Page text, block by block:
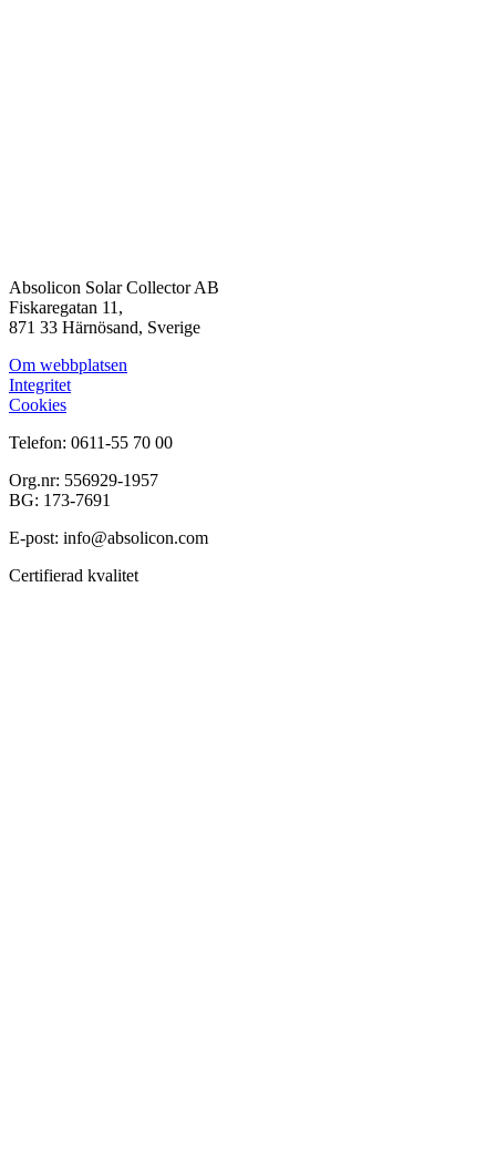
Absolicon Solar Collector AB
Fiskaregatan 11,
871 33 Härnösand, Sverige
Om webbplatsen
Integritet
Cookies
Telefon: 0611-55 70 00
Org.nr: 556929-1957
BG: 173-7691
E-post: info@absolicon.com
Certifierad kvalitet